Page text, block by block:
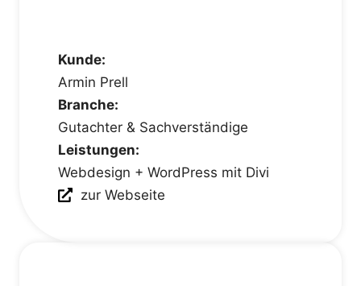
Kunde:
Armin Prell
Branche:
Gutachter & Sachverständige
Leistungen:
Webdesign + WordPress mit Divi
zur Webseite